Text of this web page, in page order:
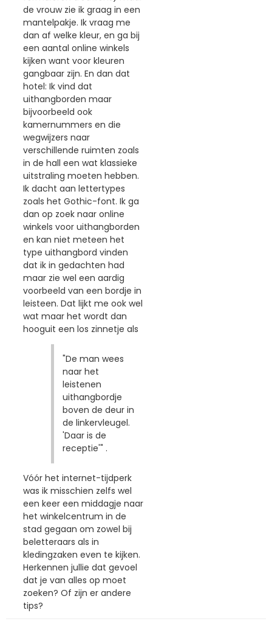
de vrouw zie ik graag in een
mantelpakje. Ik vraag me
dan af welke kleur, en ga bij
een aantal online winkels
kijken want voor kleuren
gangbaar zijn. En dan dat
hotel: Ik vind dat
uithangborden maar
bijvoorbeeld ook
kamernummers en die
wegwijzers naar
verschillende ruimten zoals
in de hall een wat klassieke
uitstraling moeten hebben.
Ik dacht aan lettertypes
zoals het Gothic-font. Ik ga
dan op zoek naar online
winkels voor uithangborden
en kan niet meteen het
type uithangbord vinden
dat ik in gedachten had
maar zie wel een aardig
voorbeeld van een bordje in
leisteen. Dat lijkt me ook wel
wat maar het wordt dan
hooguit een los zinnetje als
"De man wees
naar het
leistenen
uithangbordje
boven de deur in
de linkervleugel.
'Daar is de
receptie'" .
Vóór het internet-tijdperk
was ik misschien zelfs wel
een keer een middagje naar
het winkelcentrum in de
stad gegaan om zowel bij
beletteraars als in
kledingzaken even te kijken.
Herkennen jullie dat gevoel
dat je van alles op moet
zoeken? Of zijn er andere
tips?